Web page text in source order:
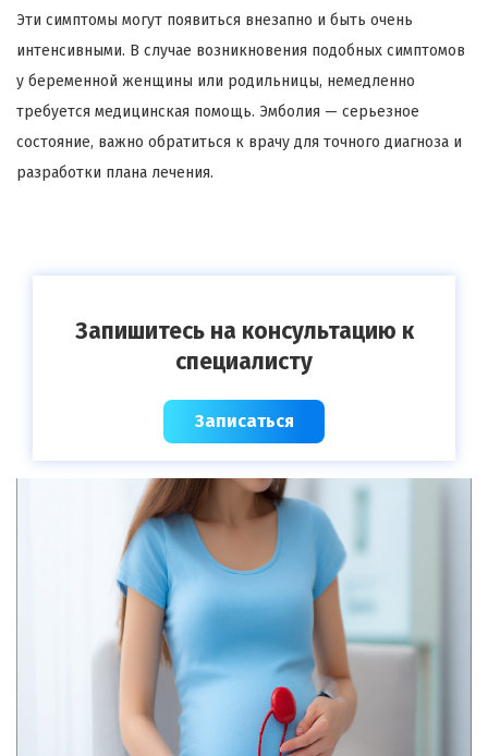
Эти симптомы могут появиться внезапно и быть очень
интенсивными. В случае возникновения подобных симптомов
у беременной женщины или родильницы, немедленно
требуется медицинская помощь. Эмболия — серьезное
состояние, важно обратиться к врачу для точного диагноза и
разработки плана лечения.
Запишитесь на консультацию к
специалисту
Записаться